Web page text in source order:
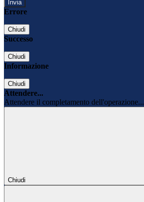
Errore
Chiudi
Successo
Chiudi
Informazione
Chiudi
Attendere...
Attendere il completamento dell'operazione...
Chiudi